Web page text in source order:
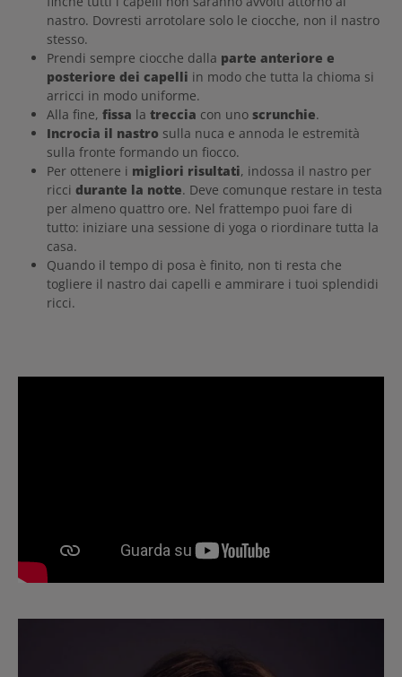
nastro. Dovresti arrotolare solo le ciocche, non il nastro
stesso.
Prendi sempre ciocche dalla parte anteriore e
posteriore dei capelli in modo che tutta la chioma si
arricci in modo uniforme.
Alla fine, fissa la treccia con uno scrunchie.
Incrocia il nastro sulla nuca e annoda le estremità
sulla fronte formando un fiocco.
Per ottenere i migliori risultati, indossa il nastro per
ricci durante la notte. Deve comunque restare in testa
per almeno quattro ore. Nel frattempo puoi fare di
tutto: iniziare una sessione di yoga o riordinare tutta la
casa.
Quando il tempo di posa è finito, non ti resta che
togliere il nastro dai capelli e ammirare i tuoi splendidi
ricci.